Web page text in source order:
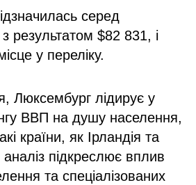
серед
результатом $82 831, і
у переліку.
Люксембург лідирує у
ВВП на душу населення,
країни, як Ірландія та
підкреслює вплив
та спеціалізованих